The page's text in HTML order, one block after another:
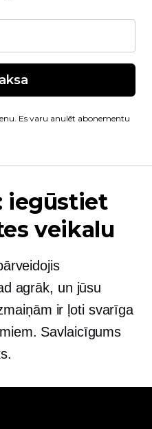
Es varu anulēt abonementu
iegūstiet
veikalu
agrāk, un jūsu
ir ļoti svarīga
Savlaicīgums